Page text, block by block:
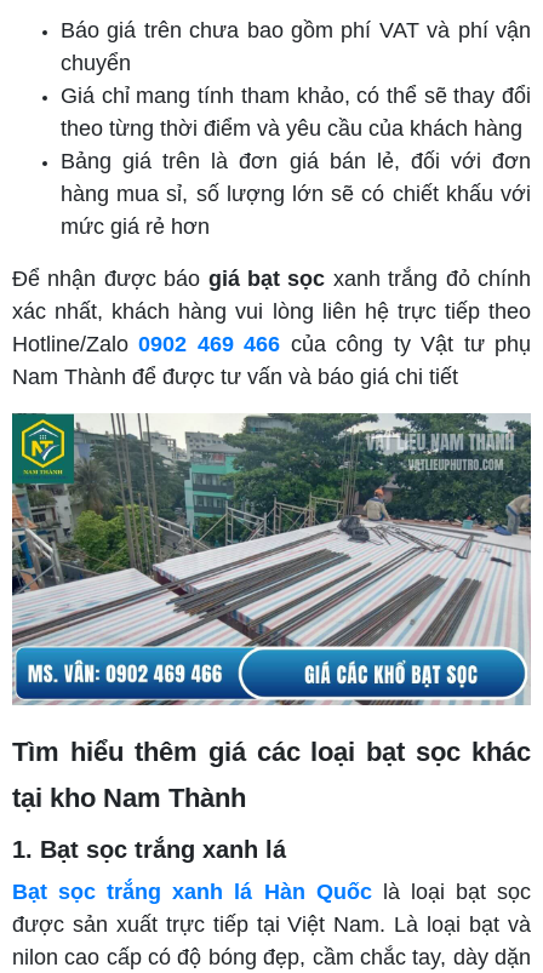
Báo giá trên chưa bao gồm phí VAT và phí vận
chuyển
Giá chỉ mang tính tham khảo, có thể sẽ thay đổi
theo từng thời điểm và yêu cầu của khách hàng
Bảng giá trên là đơn giá bán lẻ, đối với đơn
hàng mua sỉ, số lượng lớn sẽ có chiết khấu với
mức giá rẻ hơn
Để nhận được báo giá bạt sọc xanh trắng đỏ chính
xác nhất, khách hàng vui lòng liên hệ trực tiếp theo
Hotline/Zalo0902 469 466 của công ty Vật tư phụ
Nam Thành để được tư vấn và báo giá chi tiết
Tìm hiểu thêm giá các loại bạt sọc khác
tại kho Nam Thành
1. Bạt sọc trắng xanh lá
Bạt sọc trắng xanh lá Hàn Quốclà loại bạt sọc
được sản xuất trực tiếp tại Việt Nam. Là loại bạt và
nilon cao cấp có độ bóng đẹp, cầm chắc tay, dày dặn